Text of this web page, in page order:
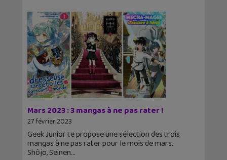
Mars 2023 : 3 mangas à ne pas rater !
27 février 2023
Geek Junior te propose une sélection des trois
mangas à ne pas rater pour le mois de mars.
Shôjo, Seinen